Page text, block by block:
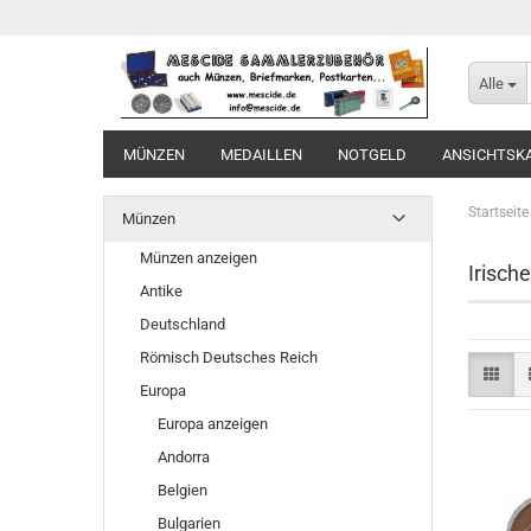
Alle
MÜNZEN MEDAILLEN NOTGELD
Startseite
Münzen
Münzen anzeigen
Antike
Deutschland
Römisch Deutsches Reich
Europa
Europa anzeigen
Andorra
Belgien
Bulgarien